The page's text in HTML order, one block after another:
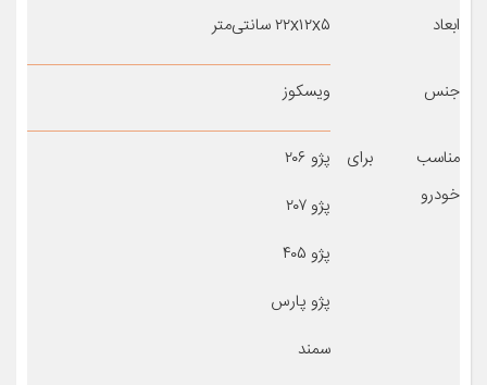
ابعاد ۲۲x۱۲x۵ سانتی‌متر
جنس ویسکوز
مناسب برای
خودرو
پژو ۲۰۶
پژو ۲۰۷
پژو ۴۰۵
پژو پارس
سمند